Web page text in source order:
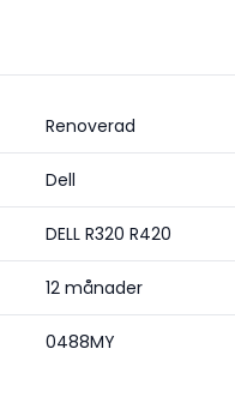
Renoverad
Dell
DELL R320 R420
12 månader
0488MY